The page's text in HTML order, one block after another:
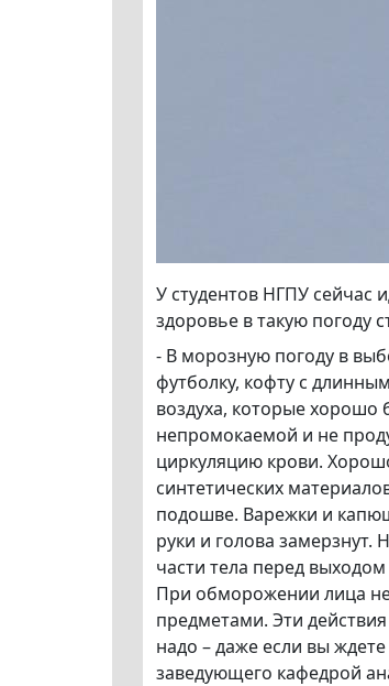
У студентов НГПУ сейчас
здоровье в такую погоду
- В морозную погоду в
футболку, кофту с
воздуха, которые хорошо
непромокаемой и не
циркуляцию крови.
синтетических
подошве. Варежки и
руки и голова
части тела перед
При обморожении лица
предметами. Эти
надо – даже если вы
заведующего кафедрой